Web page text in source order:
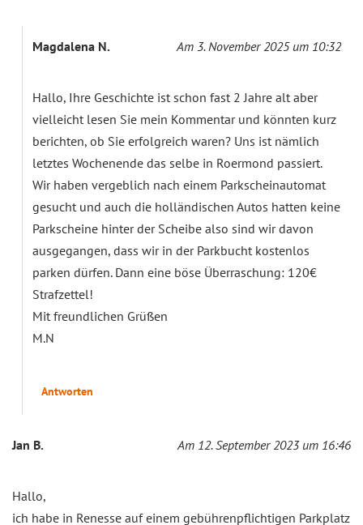
Magdalena N. Am 3. November 2025 um 10:32
Hallo, Ihre Geschichte ist schon fast 2 Jahre alt aber
vielleicht lesen Sie mein Kommentar und könnten kurz
berichten, ob Sie erfolgreich waren? Uns ist nämlich
letztes Wochenende das selbe in Roermond passiert.
Wir haben vergeblich nach einem Parkscheinautomat
gesucht und auch die holländischen Autos hatten keine
Parkscheine hinter der Scheibe also sind wir davon
ausgegangen, dass wir in der Parkbucht kostenlos
parken dürfen. Dann eine böse Überraschung: 120€
Strafzettel!
Mit freundlichen Grüßen
M.N
Antworten
Jan B. Am 12. September 2023 um 16:46
Hallo,
ich habe in Renesse auf einem gebührenpflichtigen Parkplatz